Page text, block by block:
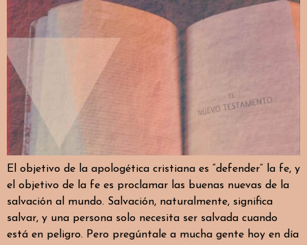
El objetivo de la apologética cristiana es “defender” la fe, y
el objetivo de la fe es proclamar las buenas nuevas de la
salvación al mundo. Salvación, naturalmente, significa
salvar, y una persona solo necesita ser salvada cuando
está en peligro. Pero pregúntale a mucha gente hoy en día